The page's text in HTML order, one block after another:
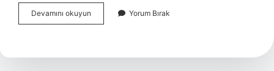
Devamını okuyun
In
Nedir
Yorum Bırak